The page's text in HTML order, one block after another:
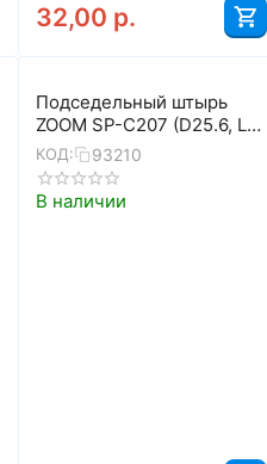
32,00 р.
Подседельный штырь
ZOOM SP-C207 (D25.6, L-
400, чёрный)
КОД: 93210
В наличии